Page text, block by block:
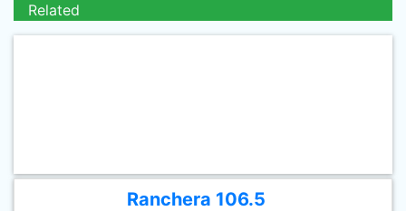
Related
Ranchera 106.5